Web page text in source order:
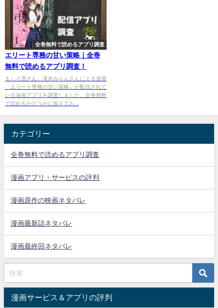
全巻無料で読めるアプリ調査
エリート専務の甘い策略｜全巻
無料で読めるアプリ調査！
ましろ雪さん、滝井みらんさんによる漫画
「エリート専務の甘い策略」が配信されて
いる漫画アプリを調査しました。全巻無料
で読めるかどうかに加えてお...
カテゴリー
全巻無料で読めるアプリ調査
漫画アプリ・サービスの評判
漫画原作の映画ネタバレ
漫画最新話ネタバレ
漫画最終回ネタバレ
漫画サービス＆アプリの評判